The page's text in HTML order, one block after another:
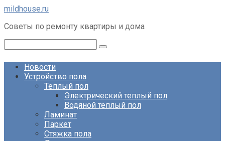
Перейти
контенту
mildhouse.ru
Советы по ремонту квартиры и дома
Новости
Устройство пола
Теплый пол
Электрический теплый пол
Водяной теплый пол
Ламинат
Паркет
Стяжка пола